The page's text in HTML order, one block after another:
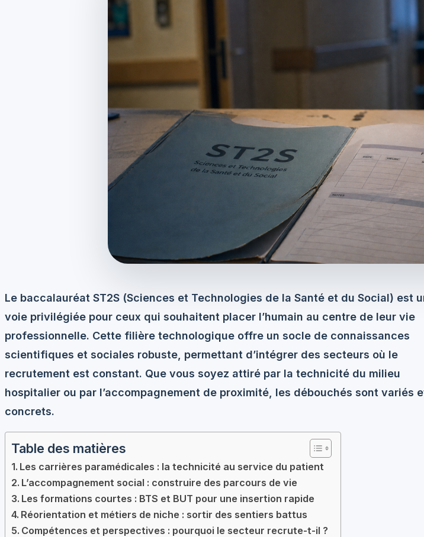
Le baccalauréat ST2S (Sciences et Technologies de la Santé et du Social) est
voie privilégiée pour ceux qui souhaitent placer l’humain au centre de leur vie
professionnelle. Cette filière technologique offre un socle de connaissances
scientifiques et sociales robuste, permettant d’intégrer des secteurs où le
recrutement est constant. Que vous soyez attiré par la technicité du milieu
hospitalier ou par l’accompagnement de proximité, les débouchés sont variés
concrets.
Table des matières
Les carrières paramédicales : la technicité au service du patient
L’accompagnement social : construire des parcours de vie
Les formations courtes : BTS et BUT pour une insertion rapide
Réorientation et métiers de niche : sortir des sentiers battus
Compétences et perspectives : pourquoi le secteur recrute-t-il ?